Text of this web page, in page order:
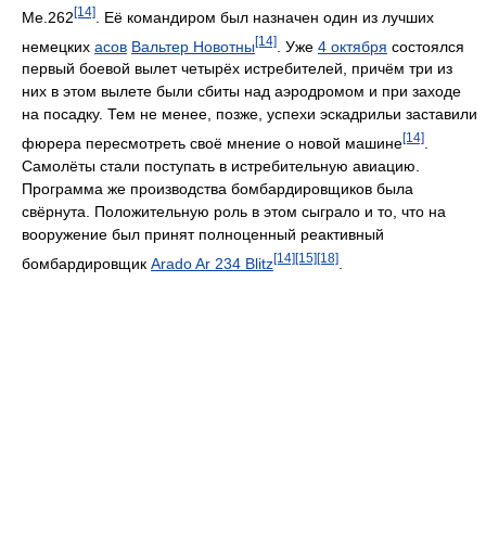
Me.262[14]
. Её командиром был назначен один из лучших
немецких асов Вальтер Новотны[14] . Уже 4 октября состоялся
первый боевой вылет четырёх истребителей, причём три из
них в этом вылете были сбиты над аэродромом и при заходе
на посадку. Тем не менее, позже, успехи эскадрильи заставили
фюрера пересмотреть своё мнение о новой машине[14]
Самолёты стали поступать в истребительную авиацию.
Программа же производства бомбардировщиков была
свёрнута. Положительную роль в этом сыграло и то, что на
вооружение был принят полноценный реактивный
бомбардировщик Arado Ar 234 Blitz[14][15][18]